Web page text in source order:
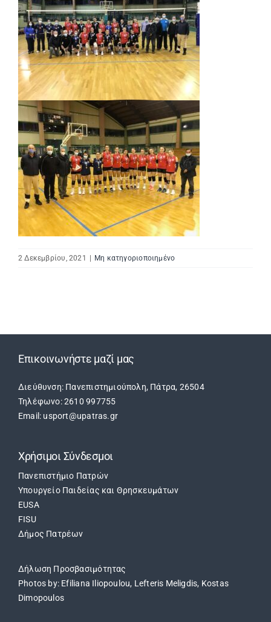
2 Δεκεμβρίου, 2021 Μη κατηγοριοποιημένο
Επικοινωνήστε μαζί μας
Διεύθυνση: Πανεπιστημιούπολη, Πάτρα, 26504
Τηλέφωνο: 2610 997755
Email: usport@upatras.gr
Χρήσιμοι Σύνδεσμοι
Πανεπιστήμιο Πατρών
Υπουργείο Παιδείας και Θρησκευμάτων
EUSA
FISU
Δήμος Πατρέων
Δήλωση Προσβασιμότητας
Photos by: Efiliana Iliopoulou, Lefteris Meligdis, Kostas
Dimopoulos